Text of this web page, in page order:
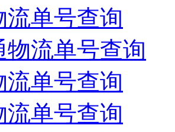
流单号查询
物流单号查询
流单号查询
流单号查询